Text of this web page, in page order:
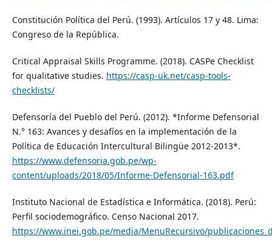
Constitución Política del Perú. (1993). Artículos 17 y 48. Lima:
Congreso de la República.
Critical Appraisal Skills Programme. (2018). CASPe Checklist
for qualitative studies. https://casp-uk.net/casp-tools-
checklists/
Defensoría del Pueblo del Perú. (2012). *Informe Defensorial
N.° 163: Avances y desafíos en la implementación de la
Política de Educación Intercultural Bilingüe 2012-2013*.
https://www.defensoria.gob.pe/wp-
content/uploads/2018/05/Informe-Defensorial-163.pdf
Instituto Nacional de Estadística e Informática. (2018). Perú:
Perfil sociodemográfico. Censo Nacional 2017.
https://www.inei.gob.pe/media/MenuRecursivo/